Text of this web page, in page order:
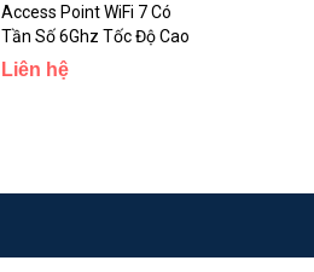
Access Point WiFi 7 Có
Tần Số 6Ghz Tốc Độ Cao
Liên hệ